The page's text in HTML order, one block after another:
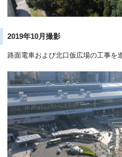
2019年10月撮影
路面電車および北口仮広場の工事を